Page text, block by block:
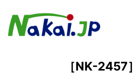
［NK-2457］